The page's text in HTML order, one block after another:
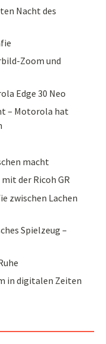
Nacht des
Zoom und
Edge 30 Neo
– Motorola hat
macht
der Ricoh GR
zwischen Lachen
Spielzeug –
in digitalen Zeiten